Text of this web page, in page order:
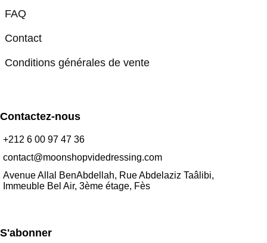
FAQ
Contact
Conditions générales de vente
Contactez-nous
+212 6 00 97 47 36
contact@moonshopvidedressing.com
Avenue Allal BenAbdellah, Rue Abdelaziz Taâlibi,
Immeuble Bel Air, 3ème étage, Fès
S'abonner